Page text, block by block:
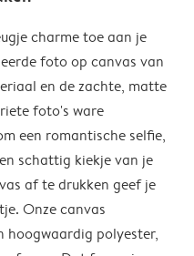
je eigen kunstwerk.
cm
alle formaten en
bent naar een grote
kleiners, je vindt
bij jouw ruimte past.
elke foto in onze
goed genoeg is
die de
Het is de
te zorgen dat je foto's
Ervaar het nu zelf.
charme toe aan je
foto op canvas van
en de zachte, matte
foto's ware
een romantische selfie,
schattig kiekje van je
af te drukken geef je
Onze canvas
hoogwaardig polyester,